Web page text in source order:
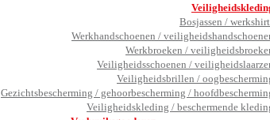
Bosjassen /
Werkhandschoenen /
Werkbroeken /
Veiligheidsschoenen /
Veiligheidsbrillen /
Gezichtsbescherming / gehoorbescherming /
Veiligheidskleding / beschermende